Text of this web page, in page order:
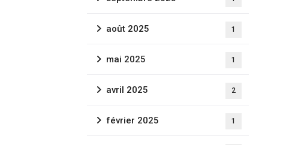
août 2025 1
mai 2025 1
avril 2025 2
février 2025 1